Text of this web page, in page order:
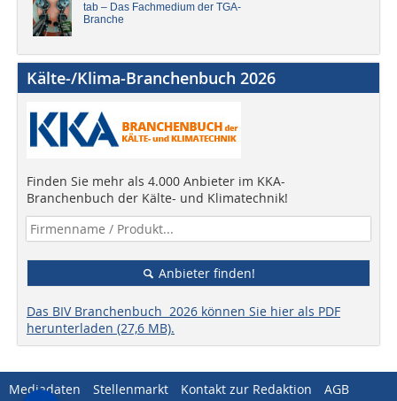
tab – Das Fachmedium der TGA-
Branche
Kälte-/Klima-Branchenbuch 2026
Finden Sie mehr als 4.000 Anbieter im KKA-
Branchenbuch der Kälte- und Klimatechnik!
Anbieter finden!
Das BIV Branchenbuch 2026 können Sie hier als PDF
herunterladen (27,6 MB).
Mediadaten Stellenmarkt Kontakt zur Redaktion
AGB